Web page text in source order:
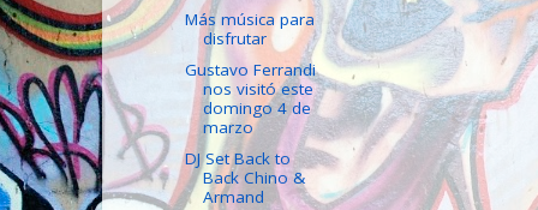
Más música para
disfrutar
Gustavo Ferrandi
nos visitó este
domingo 4 de
marzo
DJ Set Back to
Back Chino &
Armand